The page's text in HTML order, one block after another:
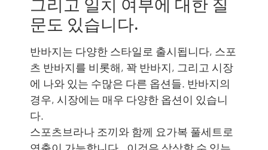
문도 있습니다.
반바지는 다양한 스타일로 출시됩니다, 스포
츠 반바지를 비롯해, 꽉 반바지, 그리고 시장
에 나와 있는 수많은 다른 옵션들. 반바지의
경우, 시장에는 매우 다양한 옵션이 있습니
다.
스포츠브라나 조끼와 함께 요가복 풀세트로